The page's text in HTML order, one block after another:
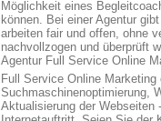
Möglichkeit eines
können. Bei einer Agentur
arbeiten fair und offen, ohne
nachvollzogen und überprüft
Agentur Full Service Online
Full Service Online
Suchmaschinenoptimierung,
Aktualisierung der Webseiten